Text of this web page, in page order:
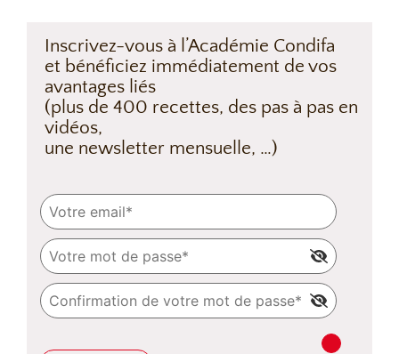
Inscrivez-vous à l’Académie Condifa
et bénéficiez immédiatement de vos
avantages liés
(plus de 400 recettes, des pas à pas en
vidéos,
une newsletter mensuelle, …)